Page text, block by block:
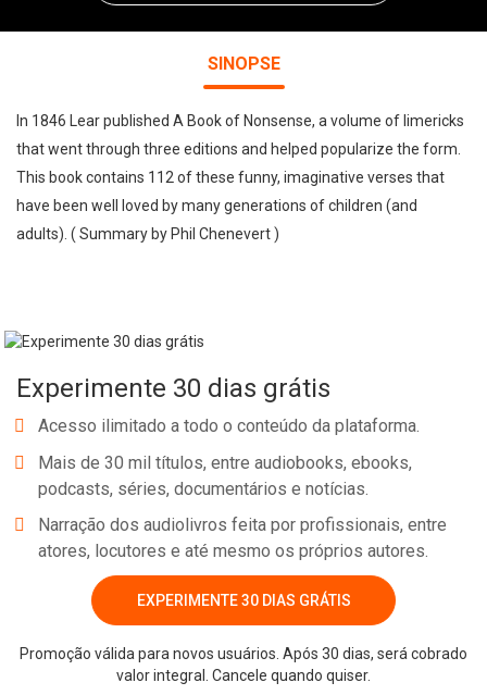
SINOPSE
In 1846 Lear published A Book of Nonsense, a volume of limericks
that went through three editions and helped popularize the form.
This book contains 112 of these funny, imaginative verses that
have been well loved by many generations of children (and
adults). ( Summary by Phil Chenevert )
Experimente 30 dias grátis
Acesso ilimitado a todo o conteúdo da plataforma.
Mais de 30 mil títulos, entre audiobooks, ebooks,
podcasts, séries, documentários e notícias.
Narração dos audiolivros feita por profissionais, entre
atores, locutores e até mesmo os próprios autores.
EXPERIMENTE 30 DIAS GRÁTIS
Promoção válida para novos usuários. Após 30 dias, será cobrado
valor integral. Cancele quando quiser.
Facebook Twitter